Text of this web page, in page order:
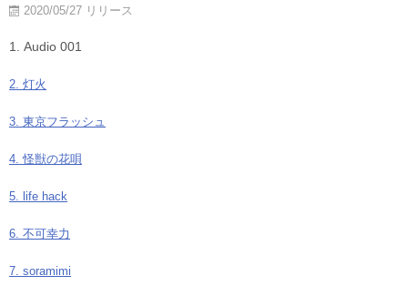
2020/05/27 リリース
1. Audio 001
2. 灯火
3. 東京フラッシュ
4. 怪獣の花唄
5. life hack
6. 不可幸力
7. soramimi